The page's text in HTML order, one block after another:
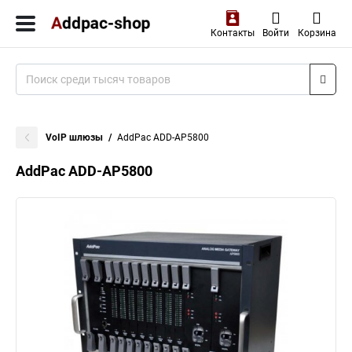
Контакты Войти Корзина
VoIP шлюзы AddPac ADD-AP5800
AddPac ADD-AP5800